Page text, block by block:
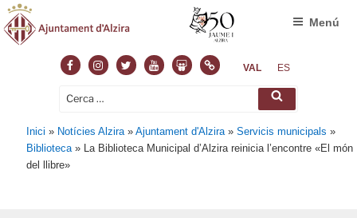
FacebookInstagram
TwitterYoutubeSlideshare
NormasVAL ES
Cerca: Cerca
Menú
Inici » Notícies Alzira »Ajuntament d'Alzira »Servicis municipals »
Biblioteca » La Biblioteca Municipal d’Alzira reinicia l’encontre «El món
del llibre»